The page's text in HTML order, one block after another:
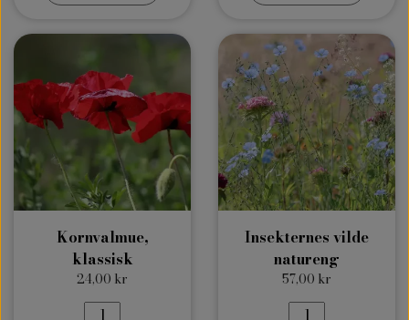
Kornvalmue,
klassisk
24,00 kr
Insekternes vilde
natureng
57,00 kr